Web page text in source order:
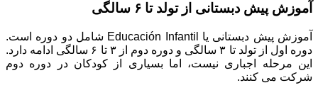
آموزش پیش دبستانی از تولد تا ۶ سالگی
آموزش پیش دبستانی یا Educación Infantil شامل دو دوره است.
دوره اول از تولد تا ۳ سالگی و دوره دوم از ۳ تا ۶ سالگی ادامه دارد.
این مرحله اجباری نیست، اما بسیاری از کودکان در دوره دوم
شرکت می کنند.